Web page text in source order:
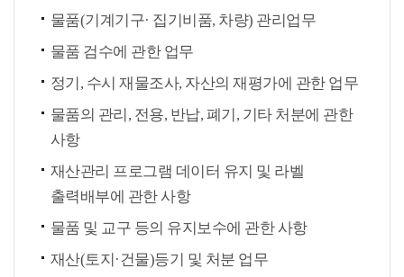
물품(기계기구· 집기비품, 차량) 관리업무
물품 검수에 관한 업무
정기, 수시 재물조사, 자산의 재평가에 관한 업무
물품의 관리, 전용, 반납, 폐기, 기타 처분에 관한
사항
재산관리 프로그램 데이터 유지 및 라벨
출력배부에 관한 사항
물품 및 교구 등의 유지보수에 관한 사항
재산(토지·건물)등기 및 처분 업무